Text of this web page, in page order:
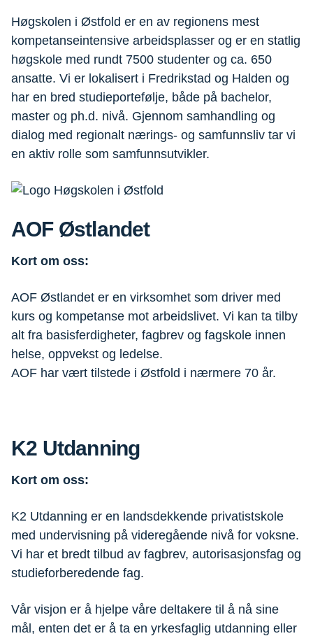
Høgskolen i Østfold er en av regionens mest
kompetanseintensive arbeidsplasser og er en statlig
høgskole med rundt 7500 studenter og ca. 650
ansatte. Vi er lokalisert i Fredrikstad og Halden og
har en bred studieportefølje, både på bachelor,
master og ph.d. nivå. Gjennom samhandling og
dialog med regionalt nærings- og samfunnsliv tar vi
en aktiv rolle som samfunnsutvikler.
AOF Østlandet
Kort om oss:
AOF Østlandet er en virksomhet som driver med
kurs og kompetanse mot arbeidslivet. Vi kan ta tilby
alt fra basisferdigheter, fagbrev og fagskole innen
helse, oppvekst og ledelse.
AOF har vært tilstede i Østfold i nærmere 70 år.
K2 Utdanning
Kort om oss:
K2 Utdanning er en landsdekkende privatistskole
med undervisning på videregående nivå for voksne.
Vi har et bredt tilbud av fagbrev, autorisasjonsfag og
studieforberedende fag.
Vår visjon er å hjelpe våre deltakere til å nå sine
mål, enten det er å ta en yrkesfaglig utdanning eller